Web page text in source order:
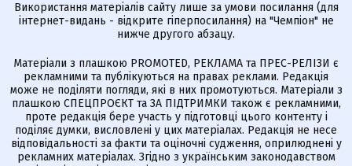
Використання матеріалів сайту лише за умови посилання (для
інтернет-видань - відкрите гіперпосилання) на "Чемпіон" не
нижче другого абзацу.
Матеріали з плашкою PROMOTED, РЕКЛАМА та ПРЕС-РЕЛІЗИ є
рекламними та публікуються на правах реклами. Редакція
може не поділяти погляди, які в них промотуються. Матеріали з
плашкою СПЕЦПРОЄКТ та ЗА ПІДТРИМКИ також є рекламними,
проте редакція бере участь у підготовці цього контенту і
поділяє думки, висловлені у цих матеріалах. Редакція не несе
відповідальності за факти та оціночні судження, оприлюднені у
рекламних матеріалах. Згідно з українським законодавством